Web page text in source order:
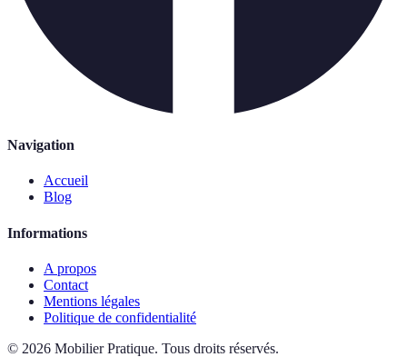
Navigation
Accueil
Blog
Informations
A propos
Contact
Mentions légales
Politique de confidentialité
© 2026 Mobilier Pratique. Tous droits réservés.